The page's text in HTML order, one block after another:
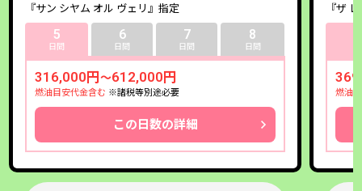
『サン シヤム オル ヴェリ』指定
5
日間
6
日間
7
日間
8
日間
316,000円～612,000円
燃油目安代金含む ※諸税等別途必要
この日数の詳細
『ザ
燃油